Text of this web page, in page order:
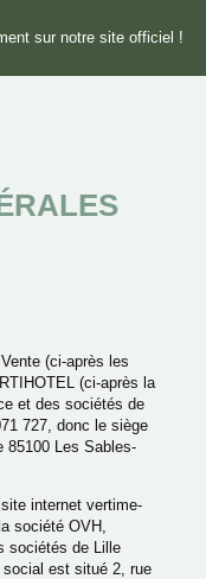
sur notre site officiel !
(ci-après les
(ci-après la
et des sociétés de
727, donc le siège
85100 Les Sables-
internet vertime-
société OVH,
sociétés de Lille
social est situé 2, rue